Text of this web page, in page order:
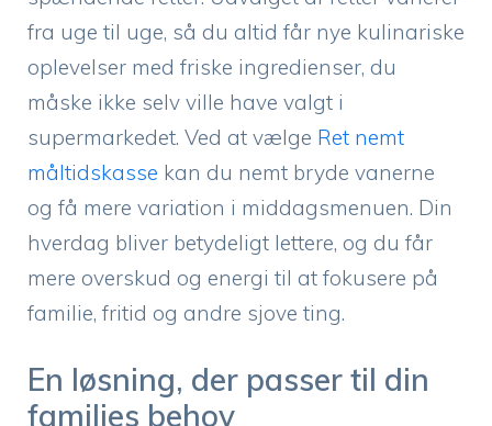
fra uge til uge, så du altid får nye kulinariske
oplevelser med friske ingredienser, du
måske ikke selv ville have valgt i
supermarkedet. Ved at vælge Ret nemt
måltidskasse kan du nemt bryde vanerne
og få mere variation i middagsmenuen. Din
hverdag bliver betydeligt lettere, og du får
mere overskud og energi til at fokusere på
familie, fritid og andre sjove ting.
En løsning, der passer til din
families behov